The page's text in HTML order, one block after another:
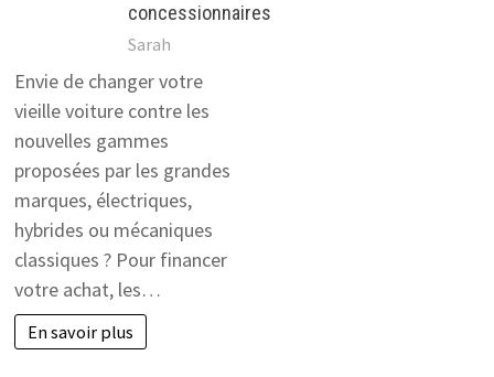
concessionnaires
Sarah
Envie de changer votre
vieille voiture contre les
nouvelles gammes
proposées par les grandes
marques, électriques,
hybrides ou mécaniques
classiques ? Pour financer
votre achat, les…
En savoir plus